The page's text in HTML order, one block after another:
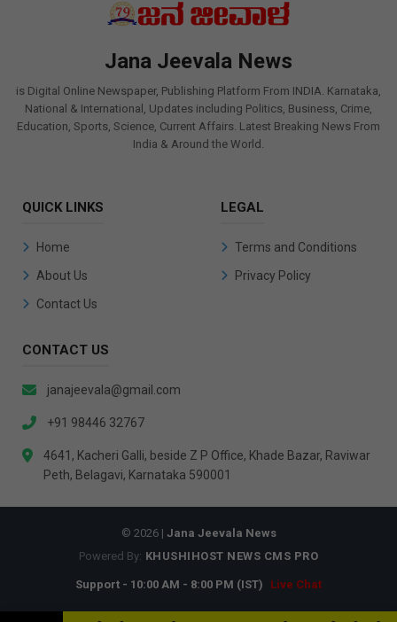
Jana Jeevala News
is Digital Online Newspaper, Publishing Platform From INDIA. Karnataka,
National & International, Updates including Politics, Business, Crime,
Education, Sports, Science, Current Affairs. Latest Breaking News From
India & Around the World.
QUICK LINKS
Home
About Us
Contact Us
LEGAL
Terms and Conditions
Privacy Policy
CONTACT US
janajeevala@gmail.com
+91 98446 32767
4641, Kacheri Galli, beside Z P Office, Khade Bazar, Raviwar
Peth, Belagavi, Karnataka 590001
© 2026 | Jana Jeevala News
Powered By: KHUSHIHOST NEWS CMS PRO
Support - 10:00 AM - 8:00 PM (IST) Live Chat